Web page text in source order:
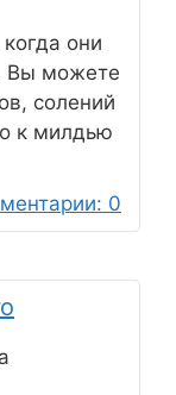
они
Вы можете
солений
к милдью
0